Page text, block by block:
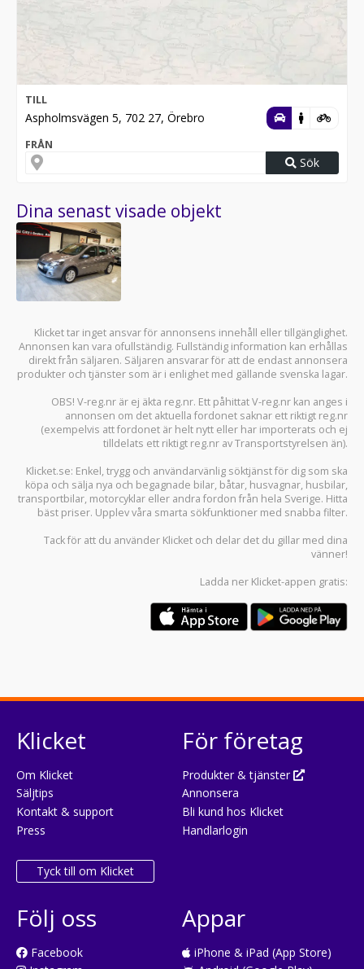
TILL
Aspholmsvägen 5, 702 27, Örebro
FRÅN
Sök
Dina senast visade objekt
Klicket tar inget ansvar för annonsens innehåll eller tillgänglighet.
Annonsen kan vara ofullständig. Fullständig information kan erhållas
direkt från säljaren. Säljaren ansvarar för att de endast annonsera
produkter och tjänster som är i enlighet med gällande svenska lagar.
OBS! V-reg.nr är ej äkta reg.nr. Ett påhittat V-reg.nr kan anges i
annonsen om det aktuella fordonet saknar ett riktigt reg.nr
(exempelvis att fordonet är helt nytt eller har importerats och ej
tilldelats ett riktigt reg.nr av Transportstyrelsen än).
Klicket.se: Enkel, trygg och användarvänlig söktjänst för dig som ska
köpa och sälja nya och begagnade bilar, båtar, husvagnar, husbilar,
transportbilar, motorcyklar eller andra fordon från hela Sverige. Hitta
bäst priser. Upplev våra smarta sökfunktioner med snabba filter.
Tack för att du använder Klicket och delar det du gillar med dina
vänner!
Ladda ner Klicket-appen gratis:
Klicket
Om Klicket
Säljtips
Kontakt & support
Press
Tyck till om Klicket
För företag
Produkter & tjänster
Annonsera
Bli kund hos Klicket
Handlarlogin
Följ oss
Facebook
Appar
iPhone & iPad (App Store)